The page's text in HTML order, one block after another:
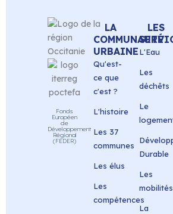
Fonds
Européen
de
Développement
Régional
(FEDER)
LA
COMMUNAUTÉ
URBAINE
Qu'est-
ce que
c'est ?
L'histoire
Les 37
communes
Les élus
Les
compétences
LES
L'Eau
Les
déchêts
Le
Durable
Les
mobilités
La